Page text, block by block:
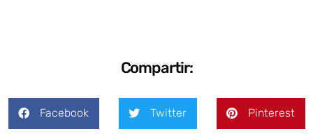
Compartir:
Facebook Twitter Pinterest